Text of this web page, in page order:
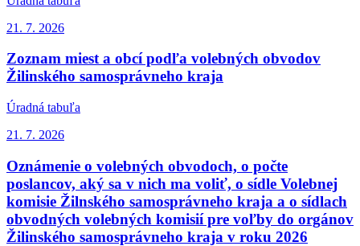
21. 7. 2026
Zoznam miest a obcí podľa volebných obvodov
Žilinského samosprávneho kraja
Úradná tabuľa
21. 7. 2026
Oznámenie o volebných obvodoch, o počte
poslancov, aký sa v nich ma voliť, o sídle Volebnej
komisie Žilnského samosprávneho kraja a o sídlach
obvodných volebných komisií pre voľby do orgánov
Žilinského samosprávneho kraja v roku 2026